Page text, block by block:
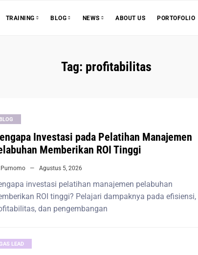
TRAINING BLOG NEWS ABOUT US PORTOFOLIO
Tag: profitabilitas
BLOG
Investasi pada Pelatihan Manajemen
Memberikan ROI Tinggi
Purnomo Agustus 5, 2026
investasi pelatihan manajemen pelabuhan
ROI tinggi? Pelajari dampaknya pada efisiensi,
dan pengembangan
LEAD